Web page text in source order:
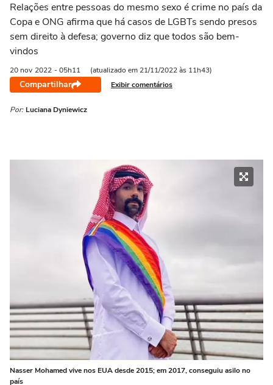
Relações entre pessoas do mesmo sexo é crime no país da
Copa e ONG afirma que há casos de LGBTs sendo presos
sem direito à defesa; governo diz que todos são bem-
vindos
20 nov 2022 - 05h11 (atualizado em 21/11/2022 às 11h43)
Compartilhar Exibir comentários
Por: Luciana Dyniewicz
Nasser Mohamed vive nos EUA desde 2015; em 2017, conseguiu asilo no
país